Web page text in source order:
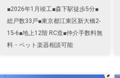
■2026年1月竣工■森下駅徒歩5分■
総戸数33戸■東京都江東区新大橋2-
15-6■地上12階 RC造■仲介手数料無
料・ペット楽器相談可能